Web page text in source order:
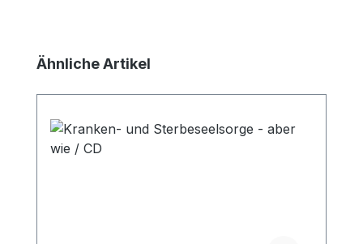
Produktgalerie überspringen
Ähnliche Artikel